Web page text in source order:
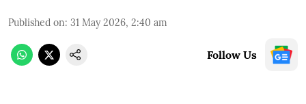
Published on: 31 May 2026, 2:40 am
Follow Us